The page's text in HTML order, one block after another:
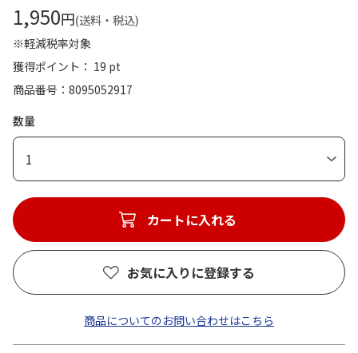
1,950円(送料・税込)
※軽減税率対象
獲得ポイント： 19 pt
商品番号
8095052917
数量
1
カートに入れる
お気に入りに登録する
商品についてのお問い合わせはこちら